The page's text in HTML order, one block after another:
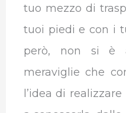
tuo mezzo di
tuoi piedi e con i
però, non si è
meraviglie che
l’idea di